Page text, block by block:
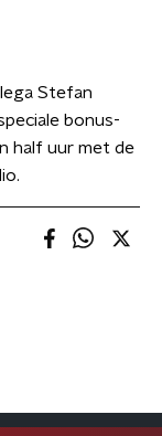
Stefan
bonus-
half uur met de